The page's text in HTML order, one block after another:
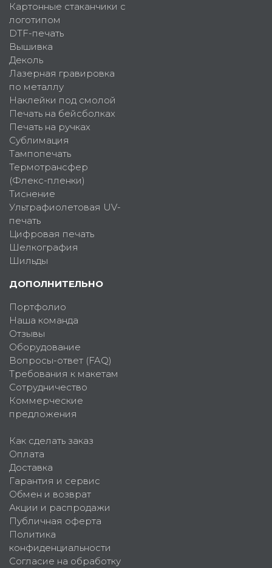
Картонные стаканчики с
логотипом
DTF-печать
Вышивка
Деколь
Лазерная гравировка
по металлу
Наклейки под смолой
Печать на бейсболках
Печать на ручках
Сублимация
Тампопечать
Термотрансфер
(Флекс-пленки)
Тиснение
Ультрафиолетовая UV-
печать
Цифровая печать
Шелкография
Шильды
ДОПОЛНИТЕЛЬНО
Портфолио
Наша команда
Отзывы
Оборудование
Вопросы-ответ (FAQ)
Требования к макетам
Сотрудничество
Коммерческие
предложения
Как сделать заказ
Оплата
Доставка
Гарантия и сервис
Обмен и возврат
Акции и распродажи
Публичная оферта
Политика
конфиденциальности
Согласие на обработку